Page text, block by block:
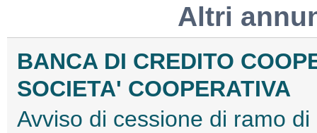
Altri
BANCA DI CREDITO
SOCIETA' COOPERATIVA
Avviso di cessione di ramo